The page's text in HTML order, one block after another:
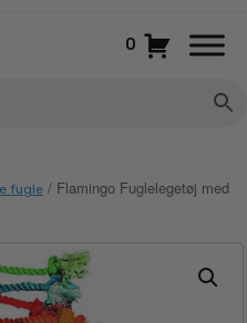
0
fugle / Flamingo Fuglelegetøj med